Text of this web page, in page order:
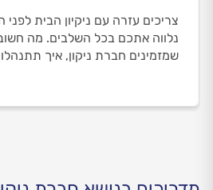
צריכים עזרה עם ניקיון הבית לפני
נלווה אתכם בכל השלבים. מה
שמזמינים חברת ניקון, איך